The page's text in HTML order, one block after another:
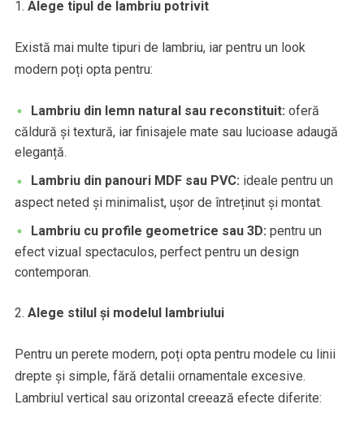
Alege tipul de lambriu potrivit
Există mai multe tipuri de lambriu, iar pentru un look
modern poți opta pentru:
Lambriu din lemn natural sau reconstituit: oferă
căldură și textură, iar finisajele mate sau lucioase adaugă
eleganță.
Lambriu din panouri MDF sau PVC: ideale pentru un
aspect neted și minimalist, ușor de întreținut și montat.
Lambriu cu profile geometrice sau 3D: pentru un
efect vizual spectaculos, perfect pentru un design
contemporan.
Alege stilul și modelul lambriului
Pentru un perete modern, poți opta pentru modele cu linii
drepte și simple, fără detalii ornamentale excesive.
Lambriul vertical sau orizontal creează efecte diferite: